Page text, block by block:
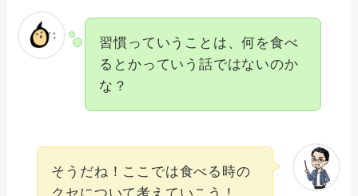
習慣っていうことは、何を食べ
るとかっていう話ではないのか
な？
そうだね！ここでは食べる時の